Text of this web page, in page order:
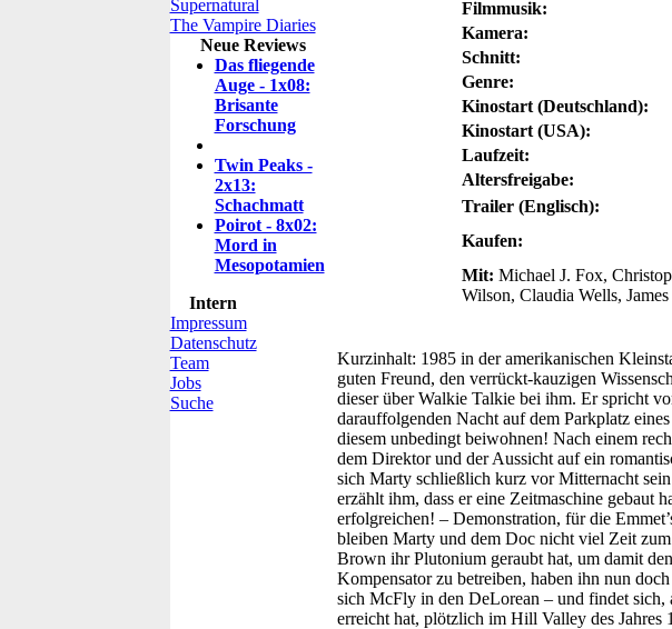
Supernatural
The Vampire Diaries
Neue Reviews
Das fliegende
Auge - 1x08:
Brisante
Forschung
Twin Peaks -
2x13:
Schachmatt
Poirot - 8x02:
Mord in
Mesopotamien
Intern
Impressum
Datenschutz
Team
Jobs
Suche
Filmmusik:
Kamera:
Schnitt:
Genre:
Kinostart (Deutschland):
Kinostart (USA):
Laufzeit:
Altersfreigabe:
Trailer (Englisch):
Kaufen:
Mit: Michael J. Fox,
Wilson, Claudia Wells,
Kurzinhalt: 1985 in der amerikanischen
guten Freund, den verrückt-kauzigen
dieser über Walkie Talkie bei ihm. Er spricht
darauffolgenden Nacht auf dem Parkplatz
diesem unbedingt beiwohnen! Nach einem
dem Direktor und der Aussicht auf ein
sich Marty schließlich kurz vor Mitternacht
erzählt ihm, dass er eine Zeitmaschine gebaut
erfolgreichen! – Demonstration, für die
bleiben Marty und dem Doc nicht viel Zeit
Brown ihr Plutonium geraubt hat, um damit
Kompensator zu betreiben, haben ihn nun
sich McFly in den DeLorean – und findet
erreicht hat, plötzlich im Hill Valley des